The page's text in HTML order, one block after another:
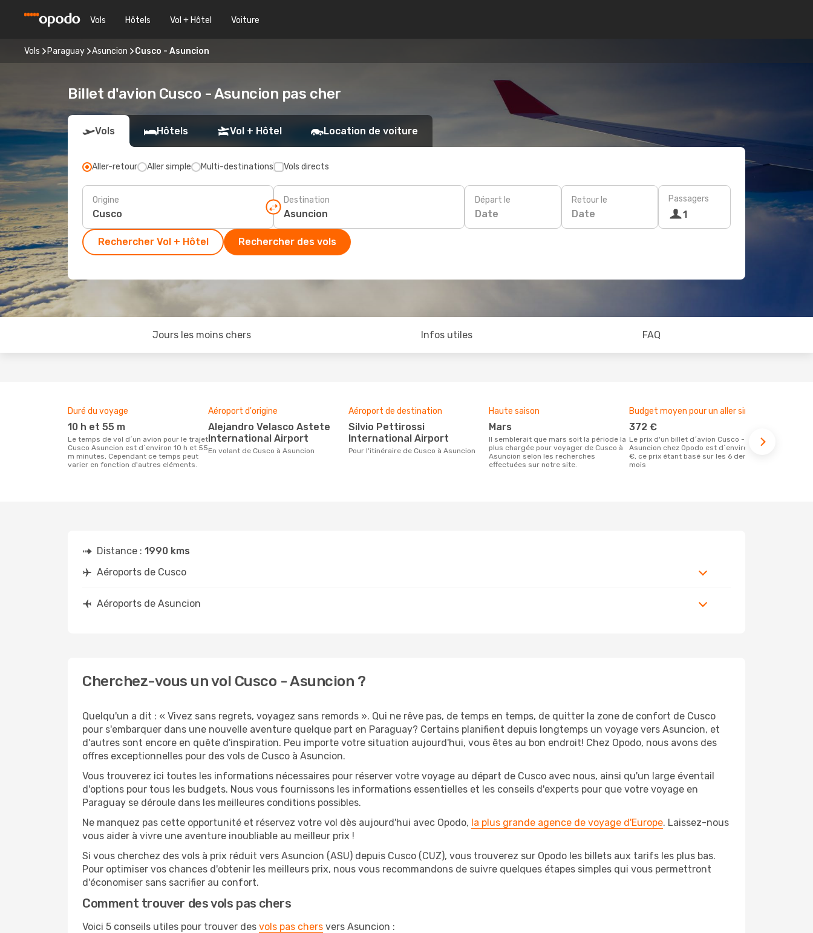
Vols Hôtels Vol + Hôtel Voiture
Vols Paraguay Asuncion Cusco - Asuncion
Billet d'avion Cusco - Asuncion pas cher
Vols Hôtels Vol + Hôtel Location de voiture
Aller-retour Aller simple Multi-destinations Vols directs
Origine Destination Départ le
Date
Retour le
Date
Passagers
1
Rechercher Vol + Hôtel Rechercher des vols
Jours les moins chers Infos utiles FAQ
Duré du voyage
10 h et 55 m
Le temps de vol d´un avion pour le trajet
Cusco Asuncion est d´environ 10 h et 55
m minutes, Cependant ce temps peut
varier en fonction d'autres eléments.
Aéroport d'origine
Alejandro Velasco Astete
International Airport
En volant de Cusco à Asuncion
Aéroport de destination
Silvio Pettirossi
International Airport
Pour l'itinéraire de Cusco à Asuncion
Haute saison
mars
Il semblerait que mars soit la période la
plus chargée pour voyager de Cusco à
Asuncion selon les recherches
effectuées sur notre site.
Budget moyen pour un aller simple
372 €
Le prix d'un billet d´avion Cusco -
Asuncion chez Opodo est d´environ 372
€, ce prix étant basé sur les 6 derniers
mois
Distance : 1990 kms
Aéroports de Cusco
Aéroports de Asuncion
Cherchez-vous un vol Cusco - Asuncion ?
Quelqu'un a dit : « Vivez sans regrets, voyagez sans remords ». Qui ne rêve pas, de temps en temps, de quitter la zone de confort de Cusco
pour s'embarquer dans une nouvelle aventure quelque part en Paraguay? Certains planifient depuis longtemps un voyage vers Asuncion, et
d'autres sont encore en quête d'inspiration. Peu importe votre situation aujourd'hui, vous êtes au bon endroit! Chez Opodo, nous avons des
offres exceptionnelles pour des vols de Cusco à Asuncion.
Vous trouverez ici toutes les informations nécessaires pour réserver votre voyage au départ de Cusco avec nous, ainsi qu'un large éventail
d'options pour tous les budgets. Nous vous fournissons les informations essentielles et les conseils d'experts pour que votre voyage en
Paraguay se déroule dans les meilleures conditions possibles.
Ne manquez pas cette opportunité et réservez votre vol dès aujourd'hui avec Opodo, la plus grande agence de voyage d'Europe. Laissez-nous
vous aider à vivre une aventure inoubliable au meilleur prix !
Si vous cherchez des vols à prix réduit vers Asuncion (ASU) depuis Cusco (CUZ), vous trouverez sur Opodo les billets aux tarifs les plus bas.
Pour optimiser vos chances d'obtenir les meilleurs prix, nous vous recommandons de suivre quelques étapes simples qui vous permettront
d'économiser sans sacrifier au confort.
Comment trouver des vols pas chers
Voici 5 conseils utiles pour trouver des vols pas chers vers Asuncion :